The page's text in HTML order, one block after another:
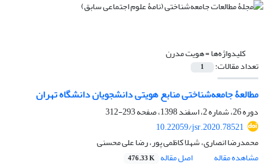
کلیدواژه‌ها =هویت مدرن
تعداد مقالات: 1
مطالعۀ جامعه‌شناختی منابع هویتی دانشجویان دانشگاه تهران
دوره 26، شماره 2، اسفند 1398، صفحه
293-312
10.22059/jsr.2020.78521
محمدرضا انصاری، شهلا کاظمی پور، رضا علی محسنی
مشاهده مقاله
اصل مقاله 476.33 K